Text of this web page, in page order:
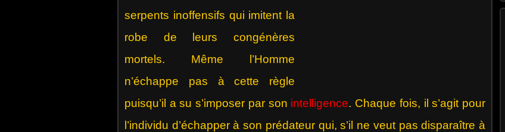
serpents inoffensifs qui imitent la
robe de leurs congénères
mortels. Même l’Homme
n’échappe pas à cette règle
puisqu’il a su s’imposer par son intelligence. Chaque fois, il s’agit pour
l’individu d’échapper à son prédateur qui, s’il ne veut pas disparaître à